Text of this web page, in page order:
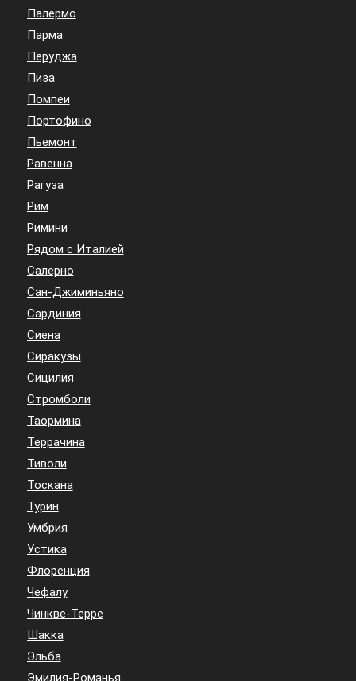
Палермо
Парма
Перуджа
Пиза
Помпеи
Портофино
Пьемонт
Равенна
Рагуза
Рим
Римини
Рядом с Италией
Салерно
Сан-Джиминьяно
Сардиния
Сиена
Сиракузы
Сицилия
Стромболи
Таормина
Террачина
Тиволи
Тоскана
Турин
Умбрия
Устика
Флоренция
Чефалу
Чинкве-Терре
Шакка
Эльба
Эмилия-Романья